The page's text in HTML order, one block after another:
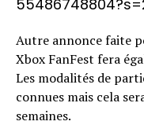
Autre annonce faite
Xbox FanFest fera
Les modalités de
connues mais cela
semaines.